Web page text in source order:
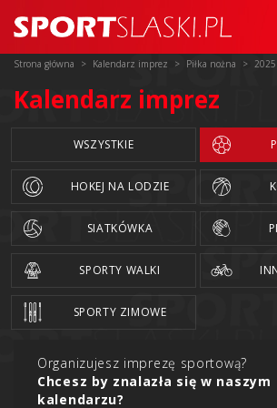
Strona główna Kalendarz imprez Piłka nożna 2025
Kalendarz imprez
WSZYSTKIE
HOKEJ NA LODZIE
SIATKÓWKA
SPORTY WALKI
SPORTY ZIMOWE
Organizujesz imprezę sportową?
Chcesz by znalazła się w naszym
kalendarzu?